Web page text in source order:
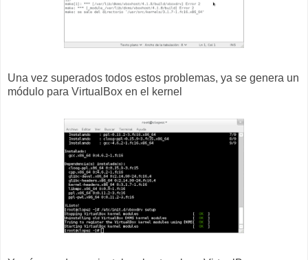
Una vez superados todos estos problemas, ya se genera un
módulo para VirtualBox en el kernel